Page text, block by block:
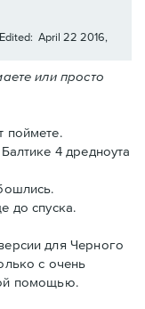
Edited: April 22 2016,
или просто
поймете.
4 дредноута
до спуска.
для Черного
с очень
помощью.